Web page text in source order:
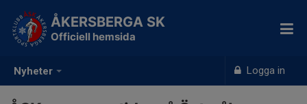
Nyheter Logga in
ÅKERSBERGA SK
Officiell hemsida